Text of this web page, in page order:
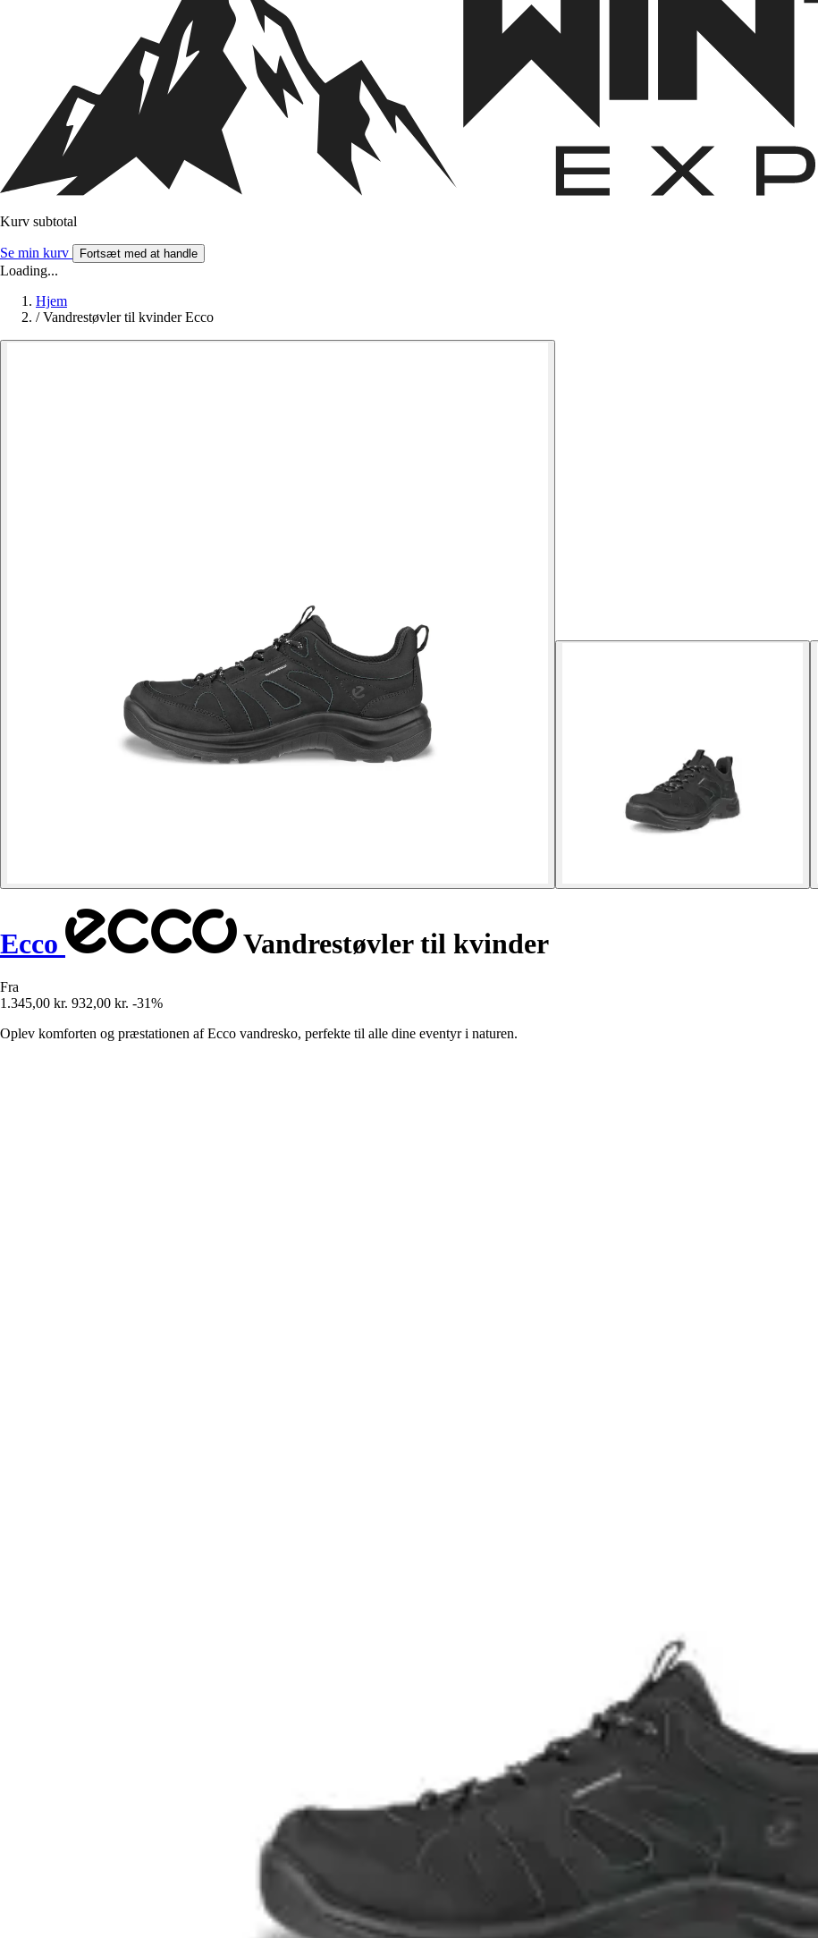
Kurv subtotal
Se min kurv Fortsæt med at handle
Loading...
Hjem
/ Vandrestøvler til kvinder Ecco
Ecco Vandrestøvler til kvinder
Fra
1.345,00 kr. 932,00 kr. -31%
Oplev komforten og præstationen af Ecco vandresko, perfekte til alle dine eventyr i naturen.